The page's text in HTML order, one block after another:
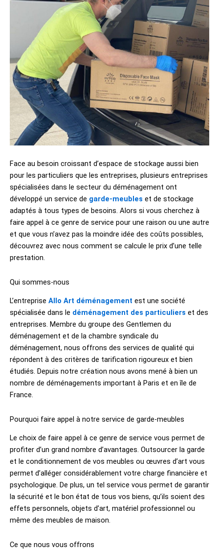
Face au besoin croissant d’espace de stockage aussi bien
pour les particuliers que les entreprises, plusieurs entreprises
spécialisées dans le secteur du déménagement ont
développé un service de garde-meubles et de stockage
adaptés à tous types de besoins. Alors si vous cherchez à
faire appel à ce genre de service pour une raison ou une autre
et que vous n’avez pas la moindre idée des coûts possibles,
découvrez avec nous comment se calcule le prix d’une telle
prestation.
Qui sommes-nous
L’entreprise Allo Art déménagement est une société
spécialisée dans le déménagement des particuliers et des
entreprises. Membre du groupe des Gentlemen du
déménagement et de la chambre syndicale du
déménagement, nous offrons des services de qualité qui
répondent à des critères de tarification rigoureux et bien
étudiés. Depuis notre création nous avons mené à bien un
nombre de déménagements important à Paris et en île de
France.
Pourquoi faire appel à notre service de garde-meubles
Le choix de faire appel à ce genre de service vous permet de
profiter d’un grand nombre d’avantages. Outsourcer la garde
et le conditionnement de vos meubles ou œuvres d’art vous
permet d’alléger considérablement votre charge financière et
psychologique. De plus, un tel service vous permet de garantir
la sécurité et le bon état de tous vos biens, qu’ils soient des
effets personnels, objets d’art, matériel professionnel ou
même des meubles de maison.
Ce que nous vous offrons